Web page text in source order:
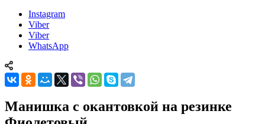
Instagram
Viber
Viber
WhatsApp
Манишка с окантовкой на резинке